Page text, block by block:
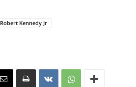
Robert Kennedy Jr